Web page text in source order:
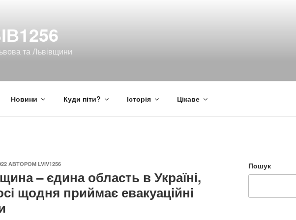
та Львівщини
Новини Куди піти? Історія Цікаве
АВТОРОМ LVIV1256
– єдина область в Україні,
щодня приймає евакуаційні
Пошук